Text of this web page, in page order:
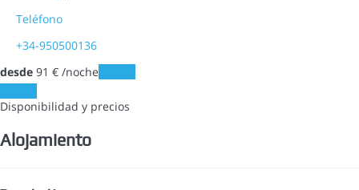
Teléfono
+34-950500136
desde 91 € /noche
Disponibilidad y precios
Alojamiento